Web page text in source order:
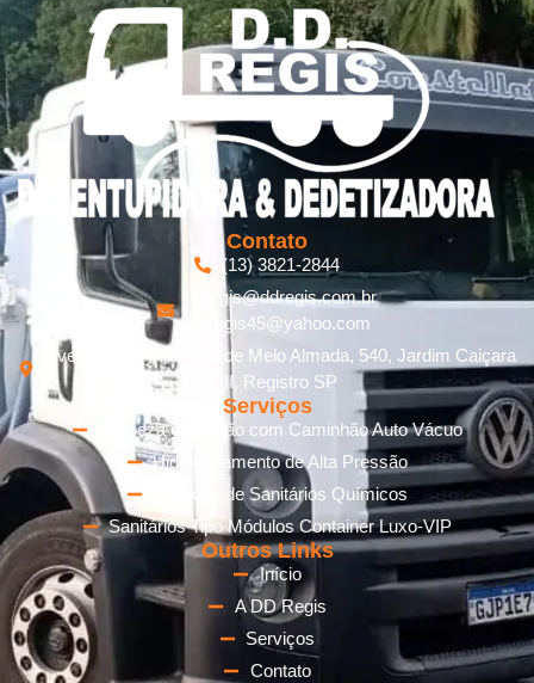
Contato
(13) 3821-2844
ddregis@ddregis.com.br
ddregis45@yahoo.com
Avenida Cecy Teixeira de Melo Almada, 540, Jardim Caiçara
II, Registro SP
Serviços
Limpeza e Sucção com Caminhão Auto Vácuo
Hidrojateamento de Alta Pressão
Locação de Sanitários Químicos
Sanitários Tipo Módulos Container Luxo-VIP
Outros Links
Início
A DD Regis
Serviços
Contato